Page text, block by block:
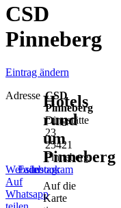
CSD
Pinneberg
Eintrag ändern
Adresse CSD
Pinneberg
Dingstätte
23
25421
Pinneberg
Website
Facebook
Instagram
Auf
Whatsapp
Hotels
rund
um
Pinneberg
Auf die
Karte